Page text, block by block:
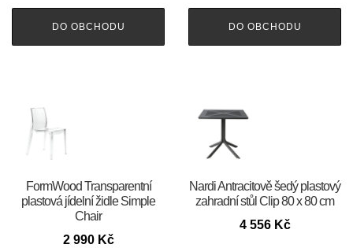
DO OBCHODU DO OBCHODU
FormWood Transparentní
plastová jídelní židle Simple
Chair
2 990 Kč
Nardi Antracitově šedý plastový
zahradní stůl Clip 80 x 80 cm
4 556 Kč